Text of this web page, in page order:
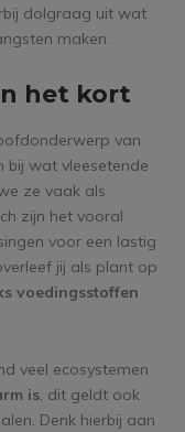
dolgraag uit wat
maken.
het kort
van
bij wat vleesetende
ze vaak als
zijn het vooral
voor een lastig
jij als plant op
voedingsstoffen
veel ecosystemen
is, dit geldt ook
Denk hierbij aan